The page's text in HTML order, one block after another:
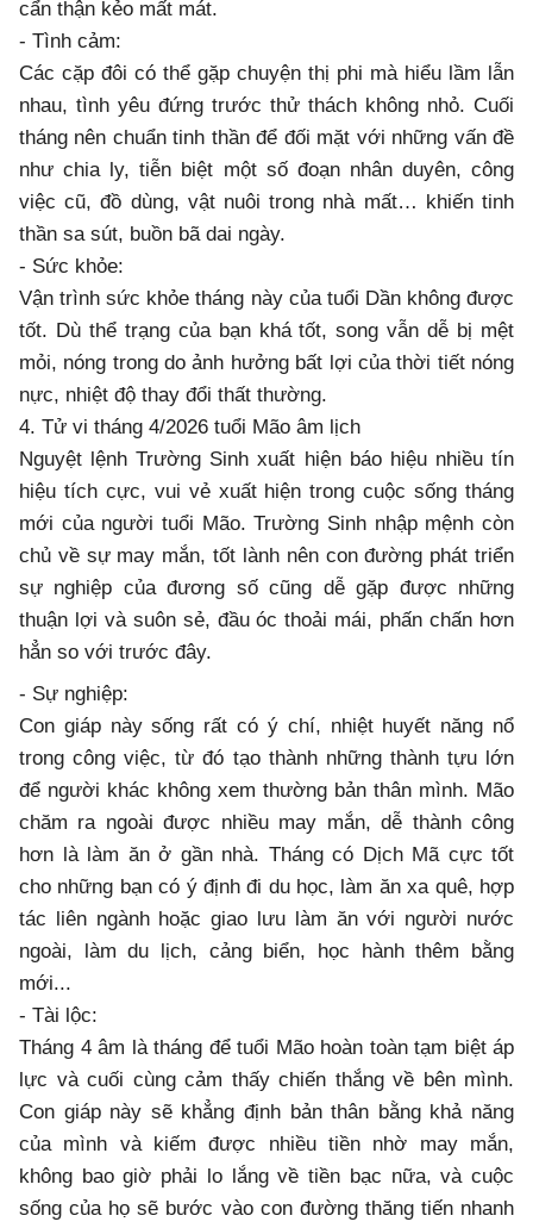
cẩn thận kẻo mất mát.
- Tình cảm:
Các cặp đôi có thể gặp chuyện thị phi mà hiểu lầm lẫn
nhau, tình yêu đứng trước thử thách không nhỏ. Cuối
tháng nên chuẩn tinh thần để đối mặt với những vấn đề
như chia ly, tiễn biệt một số đoạn nhân duyên, công
việc cũ, đồ dùng, vật nuôi trong nhà mất… khiến tinh
thần sa sút, buồn bã dai ngày.
- Sức khỏe:
Vận trình sức khỏe tháng này của tuổi Dần không được
tốt. Dù thể trạng của bạn khá tốt, song vẫn dễ bị mệt
mỏi, nóng trong do ảnh hưởng bất lợi của thời tiết nóng
nực, nhiệt độ thay đổi thất thường.
4. Tử vi tháng 4/2026 tuổi Mão âm lịch
Nguyệt lệnh Trường Sinh xuất hiện báo hiệu nhiều tín
hiệu tích cực, vui vẻ xuất hiện trong cuộc sống tháng
mới của người tuổi Mão. Trường Sinh nhập mệnh còn
chủ về sự may mắn, tốt lành nên con đường phát triển
sự nghiệp của đương số cũng dễ gặp được những
thuận lợi và suôn sẻ, đầu óc thoải mái, phấn chấn hơn
hẳn so với trước đây.
- Sự nghiệp:
Con giáp này sống rất có ý chí, nhiệt huyết năng nổ
trong công việc, từ đó tạo thành những thành tựu lớn
để người khác không xem thường bản thân mình. Mão
chăm ra ngoài được nhiều may mắn, dễ thành công
hơn là làm ăn ở gần nhà. Tháng có Dịch Mã cực tốt
cho những bạn có ý định đi du học, làm ăn xa quê, hợp
tác liên ngành hoặc giao lưu làm ăn với người nước
ngoài, làm du lịch, cảng biển, học hành thêm bằng
mới...
- Tài lộc:
Tháng 4 âm là tháng để tuổi Mão hoàn toàn tạm biệt áp
lực và cuối cùng cảm thấy chiến thắng về bên mình.
Con giáp này sẽ khẳng định bản thân bằng khả năng
của mình và kiếm được nhiều tiền nhờ may mắn,
không bao giờ phải lo lắng về tiền bạc nữa, và cuộc
sống của họ sẽ bước vào con đường thăng tiến nhanh